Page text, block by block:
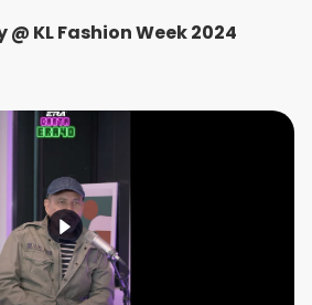
@ KL Fashion Week 2024